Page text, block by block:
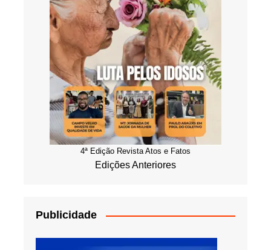
4ª Edição Revista Atos e Fatos
Edições Anteriores
Publicidade